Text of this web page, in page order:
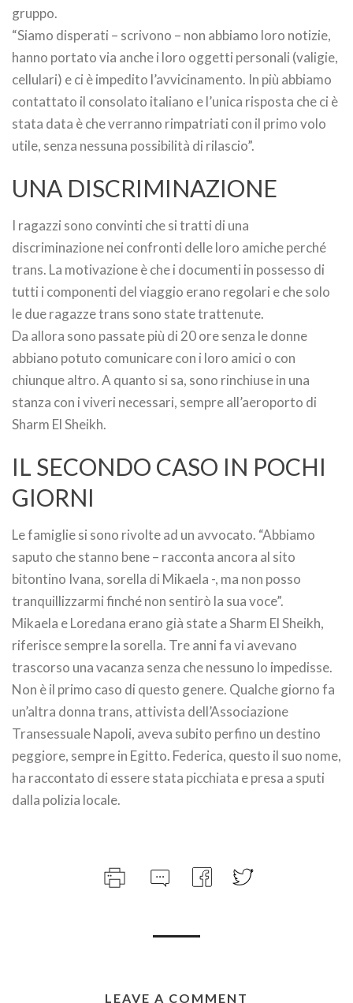
gruppo.
“Siamo disperati – scrivono – non abbiamo loro notizie,
hanno portato via anche i loro oggetti personali (valigie,
cellulari) e ci è impedito l’avvicinamento. In più abbiamo
contattato il consolato italiano e l’unica risposta che ci è
stata data è che verranno rimpatriati con il primo volo
utile, senza nessuna possibilità di rilascio”.
UNA DISCRIMINAZIONE
I ragazzi sono convinti che si tratti di una
discriminazione nei confronti delle loro amiche perché
trans. La motivazione è che i documenti in possesso di
tutti i componenti del viaggio erano regolari e che solo
le due ragazze trans sono state trattenute.
Da allora sono passate più di 20 ore senza le donne
abbiano potuto comunicare con i loro amici o con
chiunque altro. A quanto si sa, sono rinchiuse in una
stanza con i viveri necessari, sempre all’aeroporto di
Sharm El Sheikh.
IL SECONDO CASO IN POCHI
GIORNI
Le famiglie si sono rivolte ad un avvocato. “Abbiamo
saputo che stanno bene – racconta ancora al sito
bitontino Ivana, sorella di Mikaela -, ma non posso
tranquillizzarmi finché non sentirò la sua voce”.
Mikaela e Loredana erano già state a Sharm El Sheikh,
riferisce sempre la sorella. Tre anni fa vi avevano
trascorso una vacanza senza che nessuno lo impedisse.
Non è il primo caso di questo genere. Qualche giorno fa
un’altra donna trans, attivista dell’Associazione
Transessuale Napoli, aveva subito perfino un destino
peggiore, sempre in Egitto. Federica, questo il suo nome,
ha raccontato di essere stata picchiata e presa a sputi
dalla polizia locale.
LEAVE A COMMENT